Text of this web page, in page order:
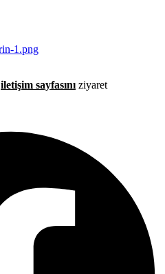
iletişim sayfasını ziyaret